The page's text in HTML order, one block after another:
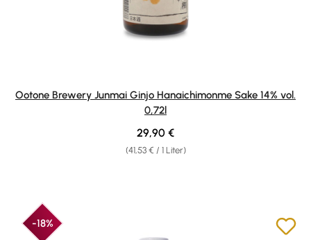
Ootone Brewery Junmai Ginjo Hanaichimonme Sake 14% vol.
0,72l
(41,53 € / 1 Liter)
Regulärer Preis:
29,90 €
-18%